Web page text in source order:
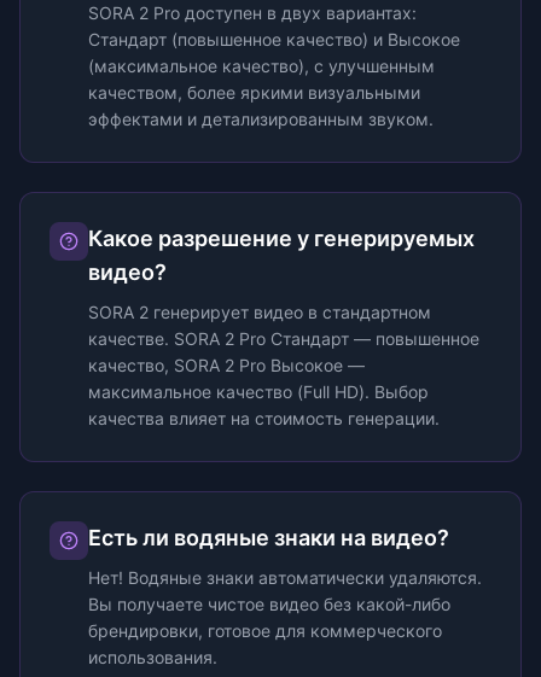
SORA 2 Pro доступен в двух вариантах:
Стандарт (повышенное качество) и Высокое
(максимальное качество), с улучшенным
качеством, более яркими визуальными
эффектами и детализированным звуком.
Какое разрешение у генерируемых
видео?
SORA 2 генерирует видео в стандартном
качестве. SORA 2 Pro Стандарт — повышенное
качество, SORA 2 Pro Высокое —
максимальное качество (Full HD). Выбор
качества влияет на стоимость генерации.
Есть ли водяные знаки на видео?
Нет! Водяные знаки автоматически удаляются.
Вы получаете чистое видео без какой-либо
брендировки, готовое для коммерческого
использования.